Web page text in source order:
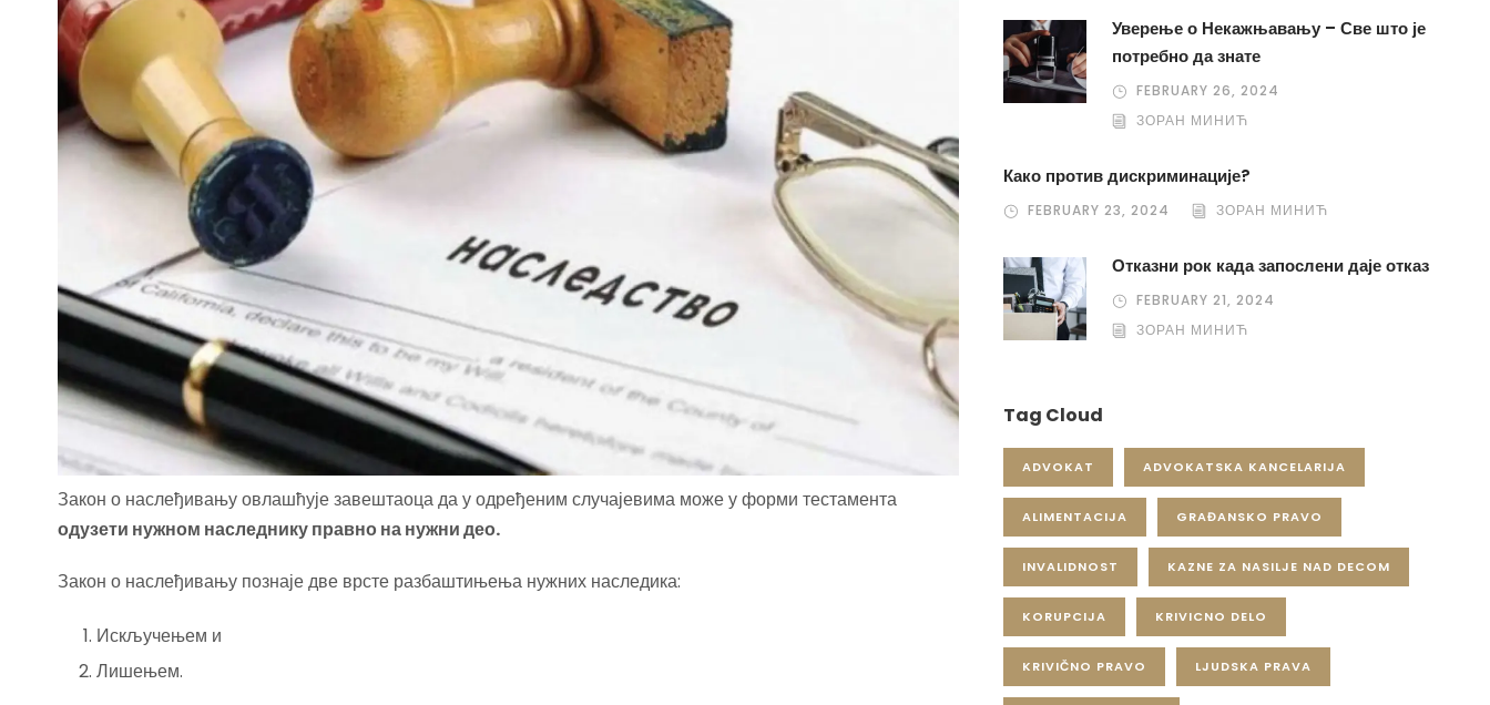
Закон о наслеђивању овлашћује завештаоца да у одређеним случајевима може у форми тестамента
одузети нужном наследнику правно на нужни део.
Закон о наслеђивању познаје две врсте разбаштињења нужних наследика:
Искључењем и
Лишењем.
Уверење о Некажњавању – Све што је
потребно да знате
FEBRUARY 26, 2024
ЗОРАН МИНИЋ
Како против дискриминације?
FEBRUARY 23, 2024 ЗОРАН МИНИЋ
Отказни рок када запослени даје отказ
FEBRUARY 21, 2024
ЗОРАН МИНИЋ
Tag Cloud
ADVOKAT ADVOKATSKA KANCELARIJA
ALIMENTACIJA GRAĐANSKO PRAVO
INVALIDNOST KAZNE ZA NASILJE NAD DECOM
KORUPCIJA KRIVICNO DELO
KRIVIČNO PRAVO LJUDSKA PRAVA